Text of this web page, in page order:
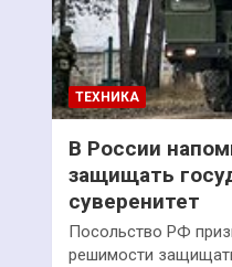
ТЕХНИКА
В России
защищать
суверенитет
Посольство РФ
решимости